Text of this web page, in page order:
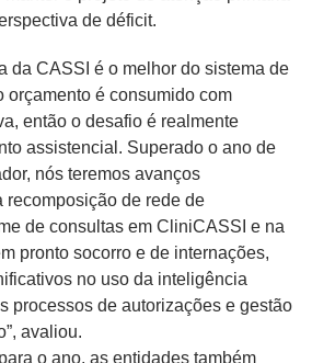
de déficit.
da CASSI é o melhor do sistema de
orçamento é consumido com
então o desafio é realmente
assistencial. Superado o ano de
nós teremos avanços
recomposição de rede de
de consultas em CliniCASSI e na
pronto socorro e de internações,
no uso da inteligência
processos de autorizações e gestão
avaliou.
o ano, as entidades também